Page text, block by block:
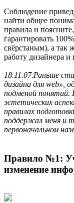
Соблюдение
найти общее
правила и
гарантировать
свёрстаным), а так
работу дизайнера и
18.11.07.Раньше
дизайна для web»,
подменой понятий.
эстетических
правилах
поддержал меня и
первоначальном
Правило №1:
изменение